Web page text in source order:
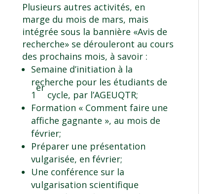
Plusieurs autres activités, en
marge du mois de mars, mais
intégrée sous la bannière «Avis de
recherche» se dérouleront au cours
des prochains mois, à savoir :
Semaine d’initiation à la
recherche pour les étudiants de
1
er
cycle, par l’AGEUQTR;
Formation « Comment faire une
affiche gagnante », au mois de
février;
Préparer une présentation
vulgarisée, en février;
Une conférence sur la
vulgarisation scientifique